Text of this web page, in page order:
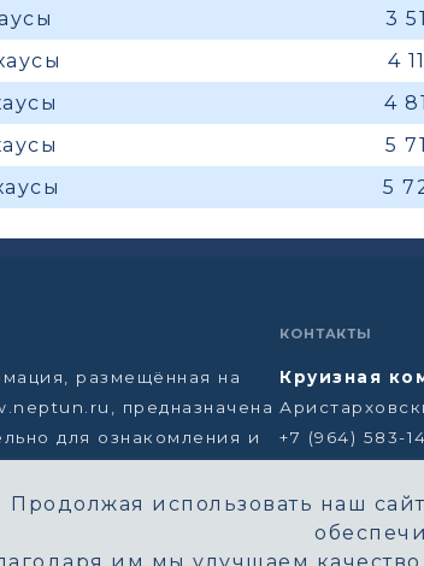
3
4
4
5
5
размещённая на
предназначена
для ознакомления и
офертой.
→
КОНТАКТЫ
Круизная
+7 (964) 583-
Продолжая использовать наш